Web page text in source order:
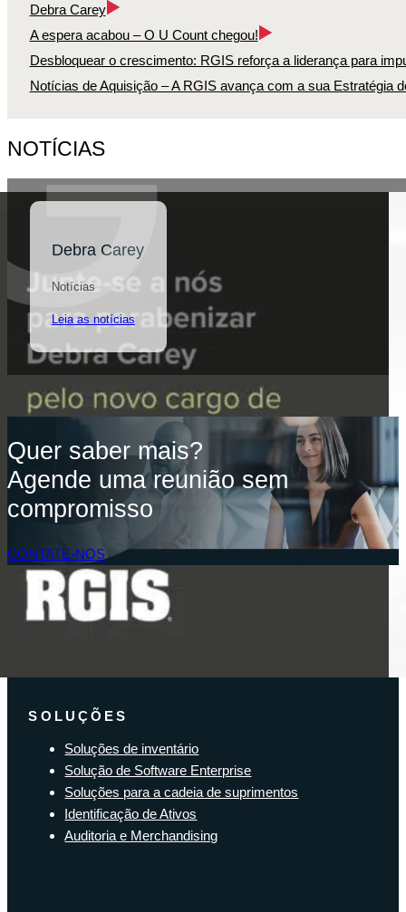
Debra Carey
A espera acabou – O U Count chegou!
Desbloquear o crescimento: RGIS reforça a liderança para
Notícias de Aquisição – A RGIS avança com a sua Estratégia
NOTÍCIAS
Debra Carey
Notícias
Leia as notícias
Quer saber mais?
Agende uma reunião sem
compromisso
CONTATE-NOS
Acesso do Cliente
SOLUÇÕES
Soluções de inventário
Solução de Software Enterprise
Soluções para a cadeia de suprimentos
Identificação de Ativos
Auditoria e Merchandising